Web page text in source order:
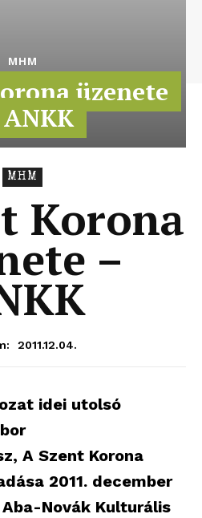
MHM
üzenete
ANKK
MHM
Korona
–
2011.12.04.
idei utolsó
A Szent Korona
2011. december
Novák Kulturális